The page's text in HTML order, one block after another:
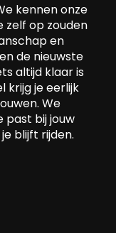
kennen onze
zelf op zouden
en
de nieuwste
altijd klaar is
krijg je eerlijk
We
past bij jouw
blijft rijden.